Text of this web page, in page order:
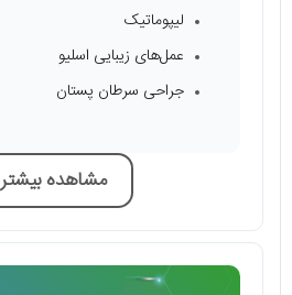
لیپوماتیک
عمل‌های زیبایی اسلیو
جراحی سرطان پستان
مشاهده بیشتر